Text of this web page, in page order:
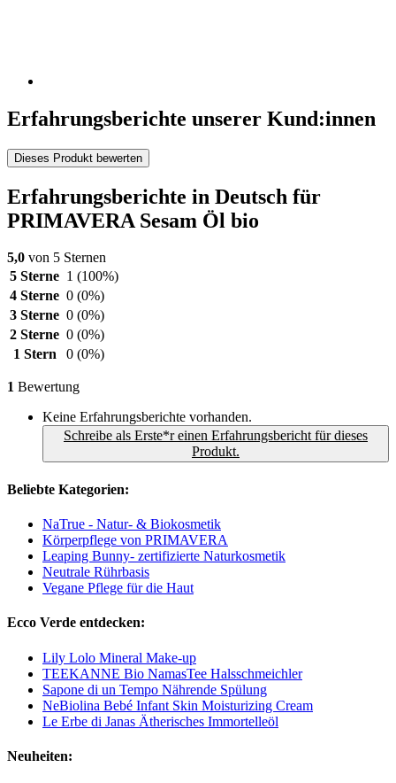
Erfahrungsberichte unserer Kund:innen
Dieses Produkt bewerten
Erfahrungsberichte in Deutsch für
PRIMAVERA Sesam Öl bio
5,0 von 5 Sternen
5 Sterne 1 (100%)
4 Sterne 0 (0%)
3 Sterne 0 (0%)
2 Sterne 0 (0%)
1 Stern
0 (0%)
1 Bewertung
Keine Erfahrungsberichte vorhanden.
Schreibe als Erste*r einen Erfahrungsbericht für dieses
Produkt.
Beliebte Kategorien:
NaTrue - Natur- & Biokosmetik
Körperpflege von PRIMAVERA
Leaping Bunny- zertifizierte Naturkosmetik
Neutrale Rührbasis
Vegane Pflege für die Haut
Ecco Verde entdecken:
Lily Lolo Mineral Make-up
TEEKANNE Bio NamasTee Halsschmeichler
Sapone di un Tempo Nährende Spülung
NeBiolina Bebé Infant Skin Moisturizing Cream
Le Erbe di Janas Ätherisches Immortelleöl
Neuheiten: